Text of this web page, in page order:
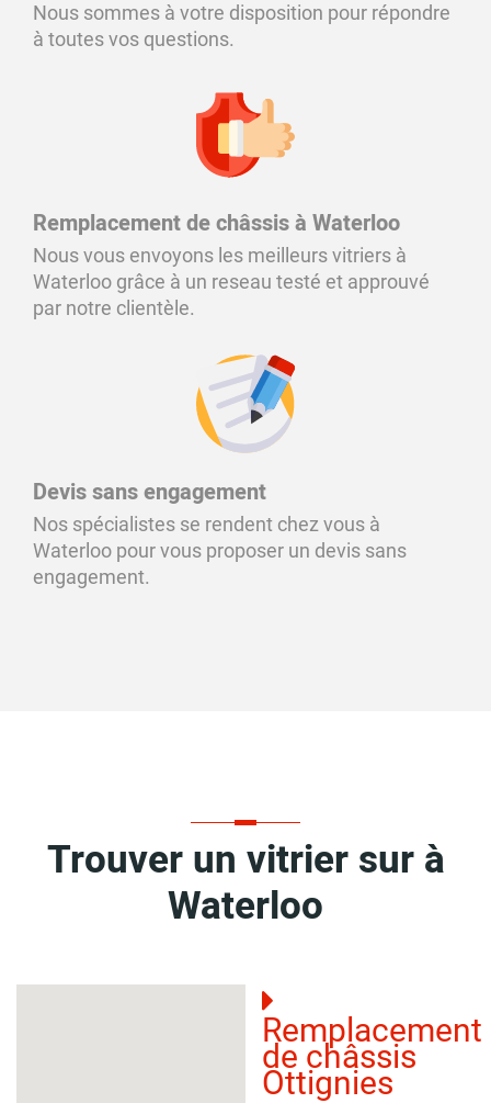
Nous sommes à votre disposition pour répondre
à toutes vos questions.
Remplacement de châssis à Waterloo
Nous vous envoyons les meilleurs vitriers à
Waterloo grâce à un reseau testé et approuvé
par notre clientèle.
Devis sans engagement
Nos spécialistes se rendent chez vous à
Waterloo pour vous proposer un devis sans
engagement.
Trouver un vitrier sur à
Waterloo
Remplacement
de châssis
Ottignies